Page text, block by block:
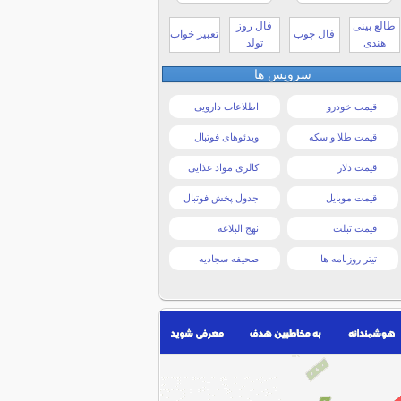
طالع بینی
هندی
فال چوب
فال روز
تولد
تعبیر خواب
سرویس ها
قیمت خودرو اطلاعات دارویی
قیمت طلا و سکه ویدئوهای فوتبال
قیمت دلار کالری مواد غذایی
قیمت موبایل جدول پخش فوتبال
قیمت تبلت نهج البلاغه
تیتر روزنامه ها صحیفه سجادیه